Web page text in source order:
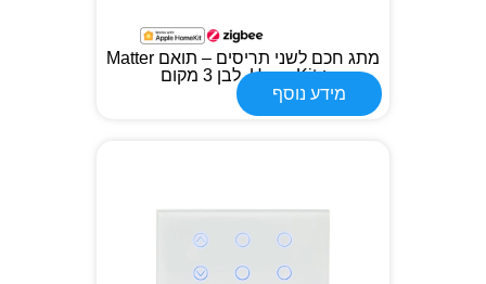
מתג חכם לשני תריסים – תואם Matter
ו-HomeKit, לבן 3 מקום
מידע נוסף